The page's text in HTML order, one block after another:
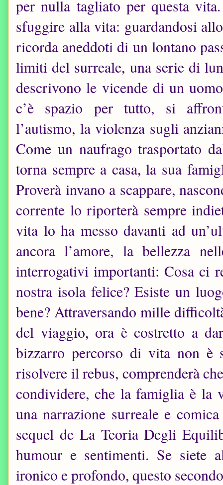
per nulla tagliato per questa
sfuggire alla vita: guardandosi
ricorda aneddoti di un lontano
limiti del surreale, una serie di
descrivono le vicende di un
c’è spazio per tutto, si
l’autismo, la violenza sugli
Come un naufrago trasportato
torna sempre a casa, la sua
Proverà invano a scappare,
corrente lo riporterà sempre
vita lo ha messo davanti ad
ancora l’amore, la bellezza
interrogativi importanti: Cosa ci
nostra isola felice? Esiste un
bene? Attraversando mille
del viaggio, ora è costretto a
bizzarro percorso di vita non è
risolvere il rebus, comprenderà
condividere, che la famiglia è la
una narrazione surreale e
sequel de La Teoria Degli
humour e sentimenti. Se siete
ironico e profondo, questo